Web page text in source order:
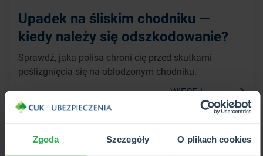
Zgoda Szczegóły O plikach cookies
Upadek na śliskim chodniku —
kiedy należy się odszkodowanie?
Sprawdź, jaka polisa chroni cię przed skutkami
poślizgnięcia się na oblodzonym chodniku.
WIĘCEJ